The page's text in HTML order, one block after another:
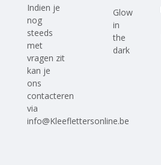
Indien je
nog
steeds
met
vragen zit
kan je
ons
contacteren
via
info@Kleeflettersonline.be
Glow
in
the
dark